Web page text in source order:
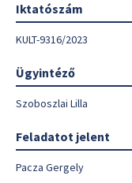
Iktatószám
KULT-9316/2023
Ügyintéző
Szoboszlai Lilla
Feladatot jelent
Pacza Gergely